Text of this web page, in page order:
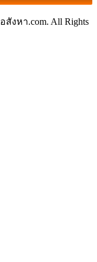
สังหา.com. All Rights